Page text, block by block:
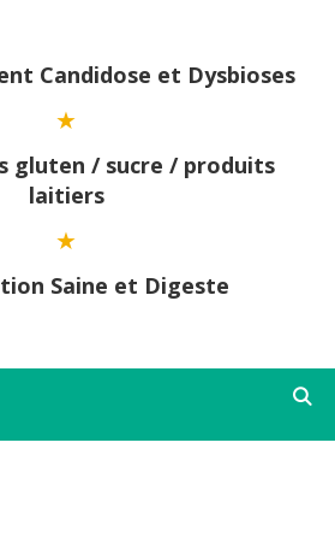
Candidose et Dysbioses
gluten / sucre / produits
laitiers
Saine et Digeste